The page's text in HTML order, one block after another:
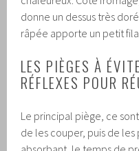
donne un dessus très
râpée apporte un petit
LES PIÈGES À
RÉFLEXES POUR
Le principal piège, ce
de les couper, puis de